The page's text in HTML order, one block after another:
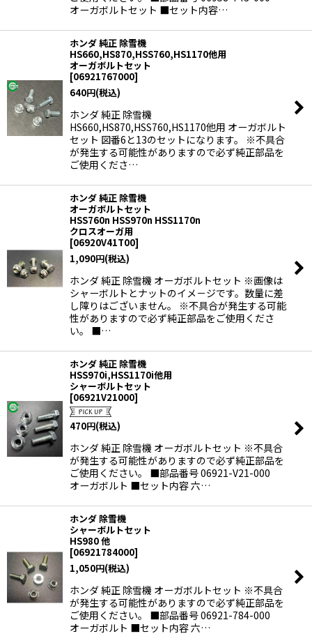
オーガボルトセット ■セット内容…
ホンダ 純正 除雪機
HS660,HS870,HSS760,HS1170他用
オーガボルトセット
[06921767000]
640円(税込)
ホンダ 純正 除雪機
HS660,HS870,HSS760,HS1170他用 オーガボルト
セット 図番6と13のセットになります。 ※不具合
が発生する可能性がありますので必ず純正部品を
ご使用くださ…
ホンダ 純正 除雪機
オーガボルトセット
HSS760n HSS970n HSS1170n
クロスオーガ用
[06920V41T00]
1,090円(税込)
ホンダ 純正 除雪機 オーガボルトセット ※画像は
シャーボルトとナットのイメ－ジです。数量に差
し障りはございません。 ※不具合が発生する可能
性がありますので必ず純正部品をご使用くださ
い。 ■…
ホンダ 純正 除雪機
HSS970i,HSS1170i他用
シャーボルトセット
[06921V21000]
470円(税込)
ホンダ 純正 除雪機 オーガボルトセット ※不具合
が発生する可能性がありますので必ず純正部品を
ご使用ください。 ■部品番号 06921-V21-000
オーガボルト ■セット内容 六…
ホンダ 除雪機
シャーボルトセット
HS980 他
[06921784000]
1,050円(税込)
ホンダ 純正 除雪機 オーガボルトセット ※不具合
が発生する可能性がありますので必ず純正部品を
ご使用ください。 ■部品番号 06921-784-000
オーガボルト ■セット内容 六…